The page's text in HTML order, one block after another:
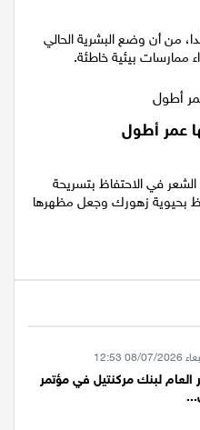
أكثر من 15 ألف عالم من 184 بلدا، من أن وضع البشرية الحالي
ممارسات بيئية خاطئة.
عمر أطول
في الاحتفاظ بتسريحة
بحيوية زهورك وجعل مظهرها
2026 12:53
العام لبنك مركنتيل في مؤتمر